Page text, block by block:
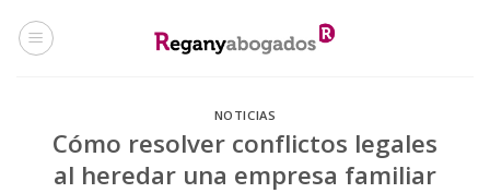
NOTICIAS
Cómo resolver conflictos legales
al heredar una empresa familiar